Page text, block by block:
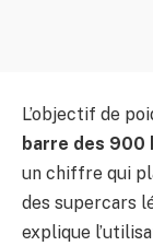
L’objectif de
barre des 900
un chiffre qui
des supercars
explique